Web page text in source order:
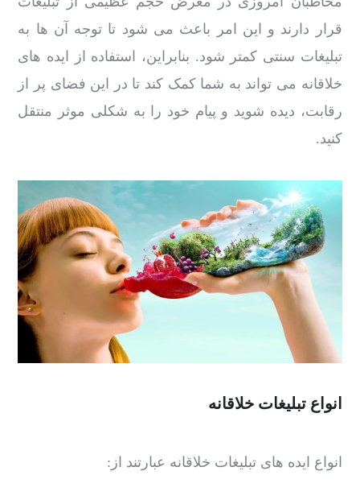
قرار دارند و این امر باعث می شود تا توجه آن ها به
تبلیغات سنتی کمتر شود. بنابراین، استفاده از ایده های
خلاقانه می تواند به شما کمک کند تا در این فضای پر از
رقابت، دیده شوید و پیام خود را به شکلی موثر منتقل
کنید.
انواع تبلیغات خلاقانه
انواع ایده های تبلیغات خلاقانه عبارتند از: